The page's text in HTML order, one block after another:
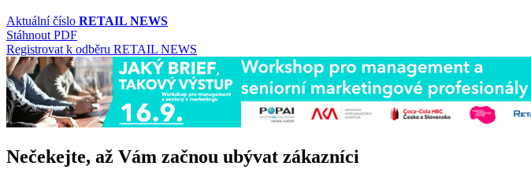
Aktuální číslo RETAIL NEWS
Stáhnout PDF
Registrovat k odběru RETAIL NEWS
Nečekejte, až Vám začnou ubývat zákazníci